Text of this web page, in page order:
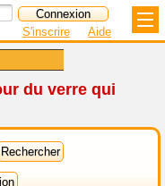
S'inscrire Aide
du verre qui